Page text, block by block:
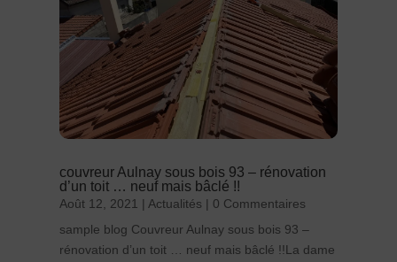
couvreur Aulnay sous bois 93 – rénovation
d’un toit … neuf mais bâclé !!
Août 12, 2021 |Actualités | 0 Commentaires
sample blog Couvreur Aulnay sous bois 93 –
rénovation d’un toit … neuf mais bâclé !!La dame